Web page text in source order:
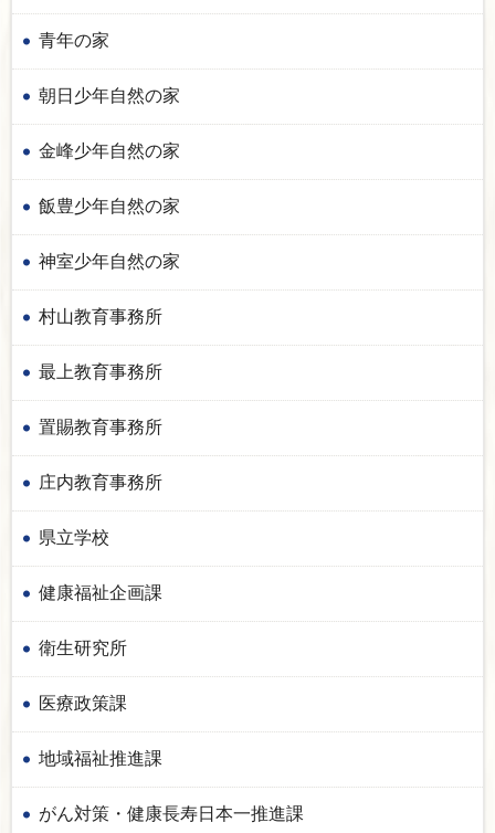
青年の家
朝日少年自然の家
金峰少年自然の家
飯豊少年自然の家
神室少年自然の家
村山教育事務所
最上教育事務所
置賜教育事務所
庄内教育事務所
県立学校
健康福祉企画課
衛生研究所
医療政策課
地域福祉推進課
がん対策・健康長寿日本一推進課